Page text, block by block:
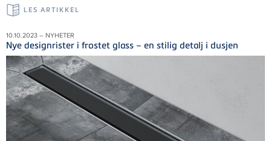
LES ARTIKKEL
10.10.2023 – NYHETER
Nye designrister i frostet glass – en stilig detalj i dusjen